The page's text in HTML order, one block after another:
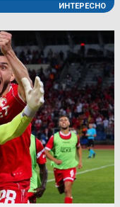
ИНТЕРЕСНО